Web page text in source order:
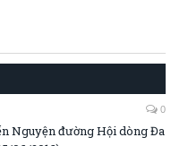
0
Nguyện đường Hội dòng Đa